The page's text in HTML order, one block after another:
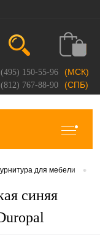
150-55-96 (МСК)
767-88-90 (СПБ)
для мебели •
синяя